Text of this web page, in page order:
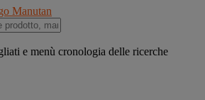
e menù cronologia delle ricerche